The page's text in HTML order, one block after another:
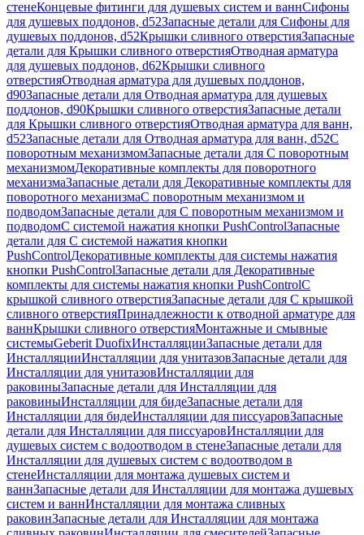
стенеКонцевые фитинги для душевых систем и ваннСифоны
для душевых поддонов, d52Запасные детали для Сифоны для
душевых поддонов, d52Крышки сливного отверстияЗапасные
детали для Крышки сливного отверстияОтводная арматура
для душевых поддонов, d62Крышки сливного
отверстияОтводная арматура для душевых поддонов,
d90Запасные детали для Отводная арматура для душевых
поддонов, d90Крышки сливного отверстияЗапасные детали
для Крышки сливного отверстияОтводная арматура для ванн,
d52Запасные детали для Отводная арматура для ванн, d52С
поворотным механизмомЗапасные детали для С поворотным
механизмомДекоративные комплекты для поворотного
механизмаЗапасные детали для Декоративные комплекты для
поворотного механизмаС поворотным механизмом и
подводомЗапасные детали для С поворотным механизмом и
подводомС системой нажатия кнопки PushControlЗапасные
детали для С системой нажатия кнопки
PushControlДекоративные комплекты для системы нажатия
кнопки PushControlЗапасные детали для Декоративные
комплекты для системы нажатия кнопки PushControlС
крышкой сливного отверстияЗапасные детали для С крышкой
сливного отверстияПринадлежности к отводной арматуре для
ваннКрышки сливного отверстияМонтажные и смывные
системыGeberit DuofixИнсталляцииЗапасные детали для
ИнсталляцииИнсталляции для унитазовЗапасные детали для
Инсталляции для унитазовИнсталляции для
раковиныЗапасные детали для Инсталляции для
раковиныИнсталляции для бидеЗапасные детали для
Инсталляции для бидеИнсталляции для писсуаровЗапасные
детали для Инсталляции для писсуаровИнсталляции для
душевых систем с водоотводом в стенеЗапасные детали для
Инсталляции для душевых систем с водоотводом в
стенеИнсталляции для монтажа душевых систем и
ваннЗапасные детали для Инсталляции для монтажа душевых
систем и ваннИнсталляции для монтажа сливных
раковинЗапасные детали для Инсталляции для монтажа